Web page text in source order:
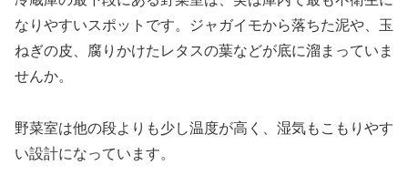
なりやすいスポットです。ジャガイモから落ちた泥や、玉
ねぎの皮、腐りかけたレタスの葉などが底に溜まっていま
せんか。
野菜室は他の段よりも少し温度が高く、湿気もこもりやす
い設計になっています。